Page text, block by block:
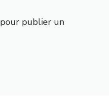
pour publier un